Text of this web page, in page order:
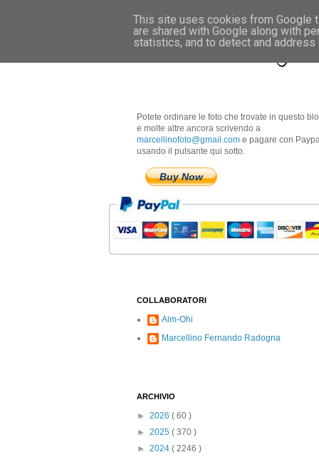
Marcellino
Potete ordinare le foto che trovate in questo
e molte altre ancora scrivendo a
marcellinofoto@gmail.com e pagare con
usando il pulsante qui sotto.
Buy Now
COLLABORATORI
Alm-Ohi
Marcellino Fernando Radogna
ARCHIVIO
► 2026 ( 60 )
► 2025 ( 370 )
► 2024 ( 2246 )
This site uses cookies from Google
are shared with Google along with
statistics, and to detect and address